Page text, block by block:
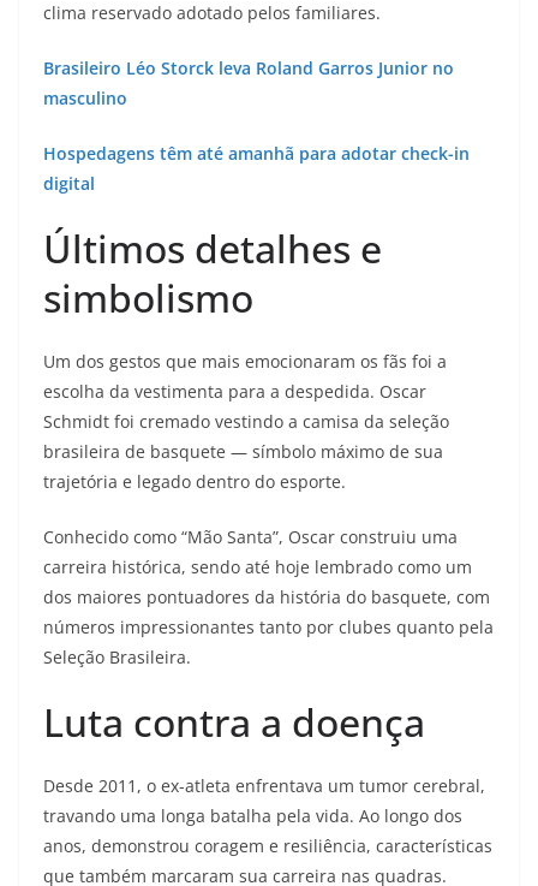
clima reservado adotado pelos familiares.
Brasileiro Léo Storck leva Roland Garros Junior no
masculino
Hospedagens têm até amanhã para adotar check-in
digital
Últimos detalhes e
simbolismo
Um dos gestos que mais emocionaram os fãs foi a
escolha da vestimenta para a despedida. Oscar
Schmidt foi cremado vestindo a camisa da seleção
brasileira de basquete — símbolo máximo de sua
trajetória e legado dentro do esporte.
Conhecido como “Mão Santa”, Oscar construiu uma
carreira histórica, sendo até hoje lembrado como um
dos maiores pontuadores da história do basquete, com
números impressionantes tanto por clubes quanto pela
Seleção Brasileira.
Luta contra a doença
Desde 2011, o ex-atleta enfrentava um tumor cerebral,
travando uma longa batalha pela vida. Ao longo dos
anos, demonstrou coragem e resiliência, características
que também marcaram sua carreira nas quadras.